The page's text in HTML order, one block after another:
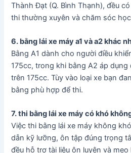
Thành Đạt (Q. Bình Thạnh), đều
thi thường xuyên và chăm sóc
6. bằng lái xe máy a1 và a2 khác
Bằng A1 dành cho người điều
175cc, trong khi bằng A2 áp
trên 175cc. Tùy vào loại xe bạn
bằng phù hợp để thi.
7. thi bằng lái xe máy có khó
Việc thi bằng lái xe máy không
dẫn kỹ lưỡng, ôn tập đúng trọng
đều hỗ trợ tài liệu ôn luyện và